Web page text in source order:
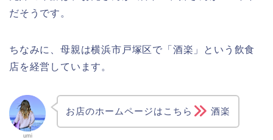
だそうです。
ちなみに、母親は横浜市戸塚区で「酒楽」という飲食
店を経営しています。
umi
お店のホームページはこちら 酒楽